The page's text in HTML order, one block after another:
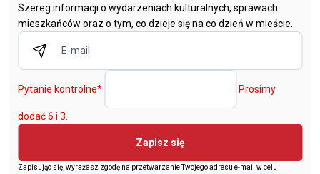
Szereg informacji o wydarzeniach kulturalnych, sprawach
mieszkańców oraz o tym, co dzieje się na co dzień w mieście.
Pytanie kontrolne* Prosimy
dodać 6 i 3.
Zapisz się
Zapisując się, wyrażasz zgodę na przetwarzanie Twojego adresu e-mail w celu